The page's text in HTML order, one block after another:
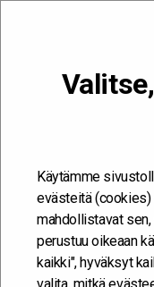
Käytämme
evästeitä (cookies)
mahdollistavat
perustuu oikeaan
kaikki", hyväksyt
Kehitän ja kehityn
10.6.2021